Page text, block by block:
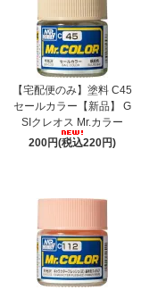
【宅配便のみ】塗料 C45
セールカラー【新品】 G
SIクレオス Mr.カラー
200円(税込220円)